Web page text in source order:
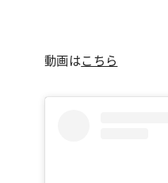
動画はこちら